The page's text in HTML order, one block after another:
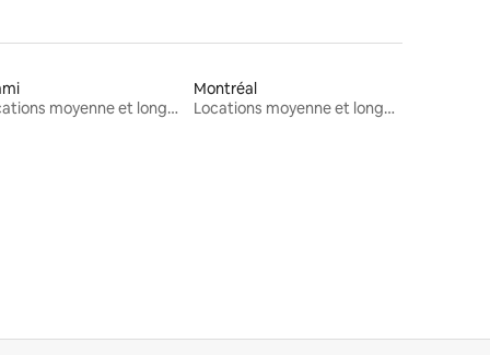
Locations moyenne et longue durée
Montréal
Locations moyenne et longue durée